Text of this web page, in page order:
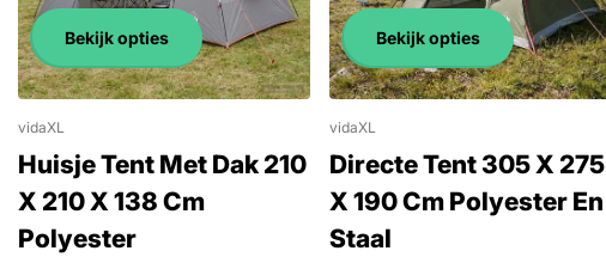
Bekijk opties
vidaXL
Huisje Tent Met Dak 210
X 210 X 138 Cm
Polyester
Bekijk opties
vidaXL
Directe Tent 305 X 275
X 190 Cm Polyester En
Staal